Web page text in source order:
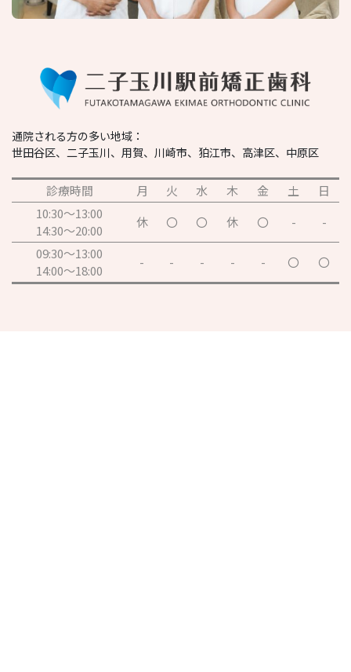
通院される方の多い地域：
世田谷区、二子玉川、用賀、川崎市、狛江市、高津区、中原区
診療時間 月 火 水 木 金 土
日
10:30～13:00
14:30～20:00
休 〇 〇 休 〇 -
-
09:30～13:00
14:00～18:00
- - - - - 〇 〇